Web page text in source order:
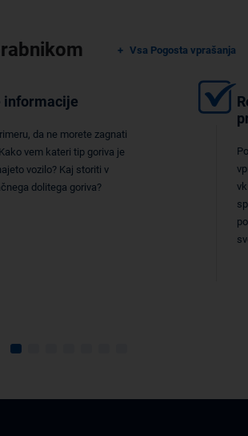
Vsa Pogosta vprašanja
informacije
da ne morete zagnati
vem kateri tip goriva je
vozilo? Kaj storiti v
dolitega goriva?